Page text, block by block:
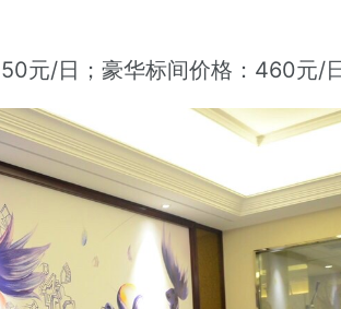
元/日；豪华标间价格：460元/